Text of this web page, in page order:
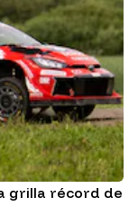
grilla récord de